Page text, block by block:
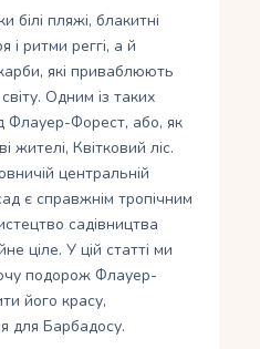
білі пляжі, блакитні
і ритми реггі, а й
які приваблюють
Одним із таких
Флауер-Форест, або, як
жителі, Квітковий ліс.
центральній
є справжнім тропічним
садівництва
ціле. У цій статті ми
подорож Флауер-
його красу,
для Барбадосу.